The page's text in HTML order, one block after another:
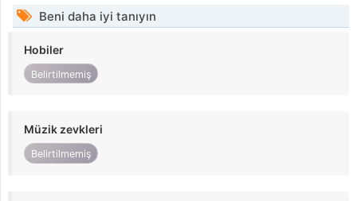
Beni daha iyi tanıyın
Hobiler
Belirtilmemiş
Müzik zevkleri
Belirtilmemiş